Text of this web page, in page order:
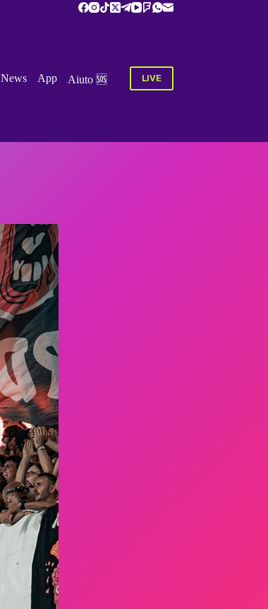
News App Aiuto‏‏‎ ‎🆘 ‎‎ LIVE